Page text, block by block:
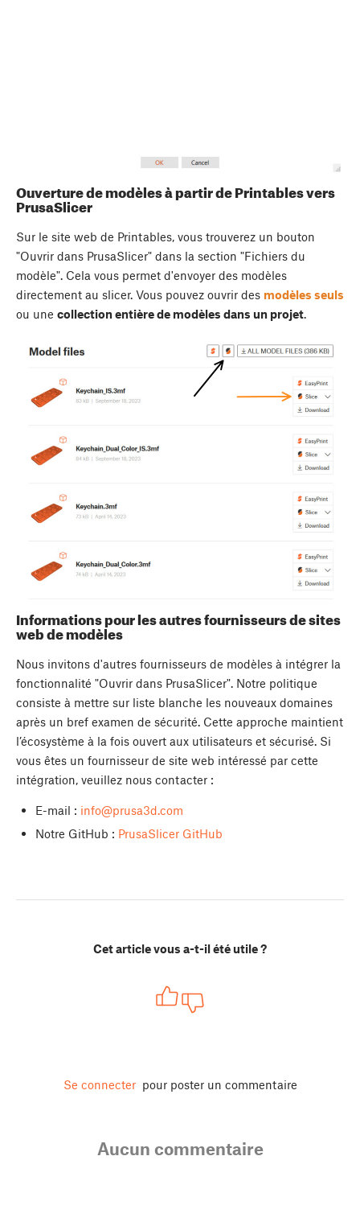
Ouverture de modèles à partir de Printables vers
PrusaSlicer
Sur le site web de Printables, vous trouverez un bouton
"Ouvrir dans PrusaSlicer" dans la section "Fichiers du
modèle". Cela vous permet d'envoyer des modèles
directement au slicer. Vous pouvez ouvrir des modèles seuls
ou une collection entière de modèles dans un projet.
Informations pour les autres fournisseurs de sites
web de modèles
Nous invitons d'autres fournisseurs de modèles à intégrer la
fonctionnalité "Ouvrir dans PrusaSlicer". Notre politique
consiste à mettre sur liste blanche les nouveaux domaines
après un bref examen de sécurité. Cette approche maintient
l’écosystème à la fois ouvert aux utilisateurs et sécurisé. Si
vous êtes un fournisseur de site web intéressé par cette
intégration, veuillez nous contacter :
E-mail : info@prusa3d.com
Notre GitHub : PrusaSlicer GitHub
Cet article vous a-t-il été utile ?
Se connecter pour poster un commentaire
Aucun commentaire